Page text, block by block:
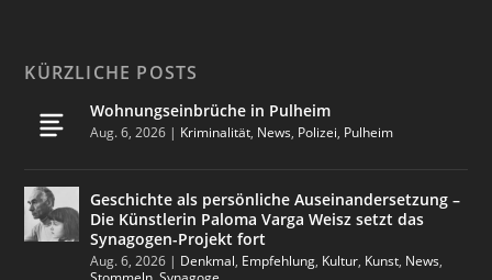
KÜRZLICHE POSTS
Wohnungseinbrüche in Pulheim
Aug. 6, 2026 | Kriminalität, News, Polizei, Pulheim
Geschichte als persönliche Auseinandersetzung –
Die Künstlerin Paloma Varga Weisz setzt das
Synagogen-Projekt fort
Aug. 6, 2026 | Denkmal, Empfehlung, Kultur, Kunst, News,